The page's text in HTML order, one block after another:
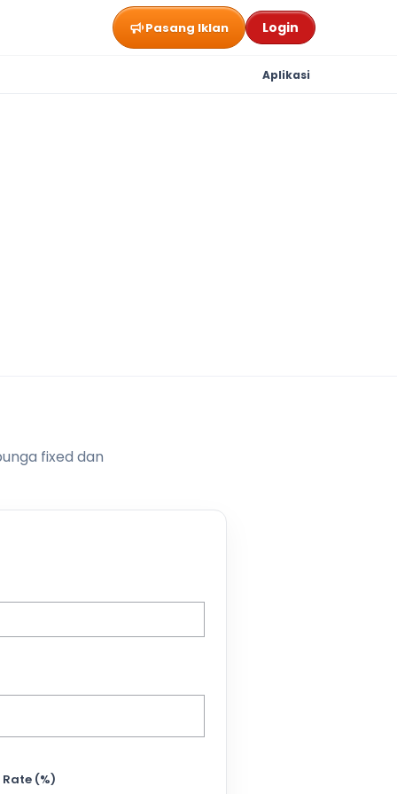
Pasang Iklan Login
Aplikasi
fixed dan
(%)